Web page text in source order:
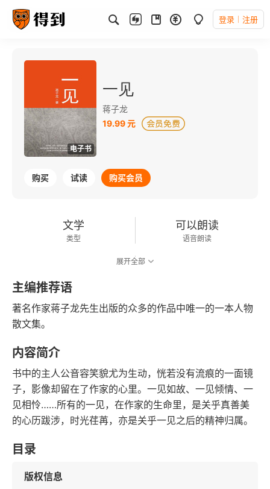
登录 注册
电子书
一见
蒋子龙
19.99 元
购买 试读 购买会员
文学
类型
可以朗读
语音朗读
展开全部
主编推荐语
著名作家蒋子龙先生出版的众多的作品中唯一的一本人物
散文集。
内容简介
书中的主人公音容笑貌尤为生动，恍若没有流痕的一面镜
子，影像却留在了作家的心里。一见如故、一见倾情、一
见相怜……所有的一见，在作家的生命里，是关乎真善美
的心历跋涉，时光荏苒，亦是关乎一见之后的精神归属。
目录
版权信息